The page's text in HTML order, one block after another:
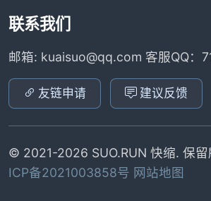
联系我们
邮箱: kuaisuo@qq.com 客服QQ：
友链申请 建议反馈
© 2021-2026 SUO.RUN 快缩. 保留
ICP备2021003858号 网站地图